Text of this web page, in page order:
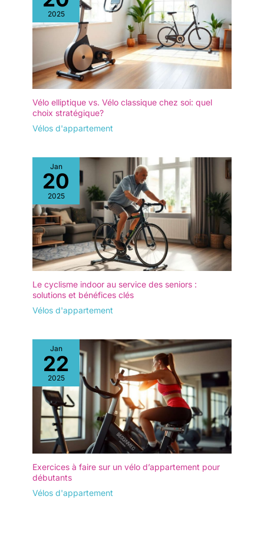
guidon réglables permettent
d’adapter facilement la position
de conduite aux personnes
mesurant entre 155 et 185 cm.
【Équipements pratiques pour
les trajets du quotidien】 Le
vélo est livré avec plusieurs
accessoires conçus pour
LED pour une meilleure
visibilité, un réflecteur arrière,
une transmission à 7 vitesses,
davantage de confort lors des
déplacements.
2025
Vélo elliptique vs. Vélo classique chez soi: quel
choix stratégique?
Vélos d'appartement
Jan
20
2025
Le cyclisme indoor au service des seniors :
solutions et bénéfices clés
Vélos d'appartement
Jan
22
2025
Exercices à faire sur un vélo d’appartement pour
débutants
Vélos d'appartement